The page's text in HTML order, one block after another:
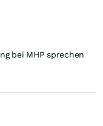
bei MHP sprechen